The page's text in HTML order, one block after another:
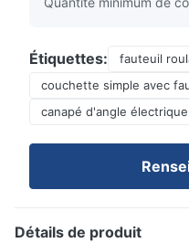
Étiquettes:
fauteuil
couchette simple avec
canapé d'angle électrique
Détails de produit